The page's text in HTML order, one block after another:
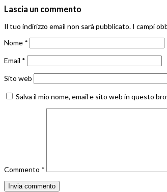
Lascia un commento
Il tuo indirizzo email non sarà pubblicato. I campi
Nome *
Email *
Sito web
Salva il mio nome, email e sito web in questo
Commento *